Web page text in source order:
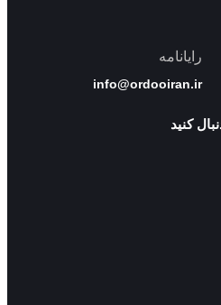
رایانامه
info@ordooiran.ir
کنید